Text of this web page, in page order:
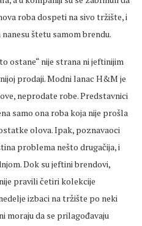
roba dospeti na sivo tržište, i
štetu samom brendu.
ostane“ nije strana ni jeftinijim
prodaji. Modni lanac H&M je
neprodate robe. Predstavnici
samo ona roba koja nije prošla
olova. Ipak, poznavaoci
problema nešto drugačija, i
Dok su jeftini brendovi,
pravili četiri kolekcije
izbaci na tržište po neki
moraju da se prilagođavaju